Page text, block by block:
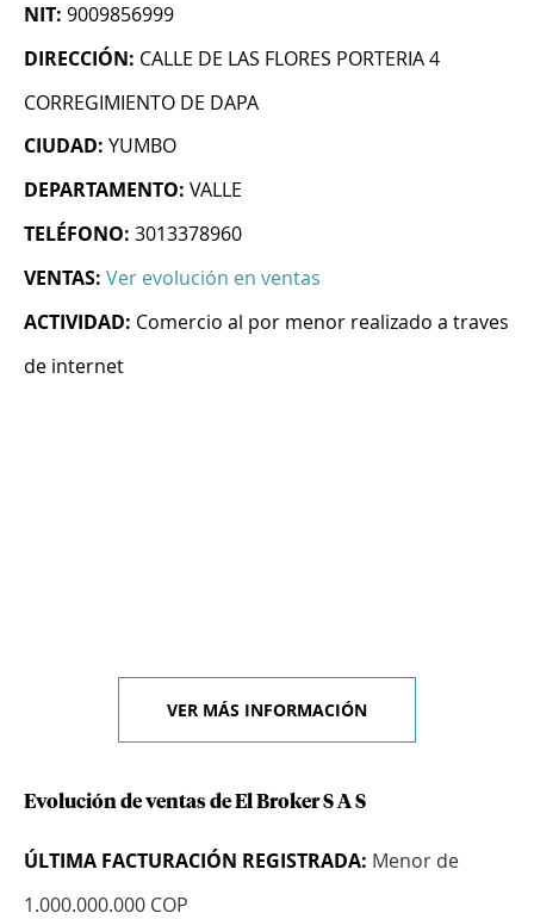
NIT: 9009856999
DIRECCIÓN: CALLE DE LAS FLORES PORTERIA 4
CORREGIMIENTO DE DAPA
CIUDAD: YUMBO
DEPARTAMENTO: VALLE
TELÉFONO: 3013378960
VENTAS: Ver evolución en ventas
ACTIVIDAD: Comercio al por menor realizado a traves
de internet
VER MÁS INFORMACIÓN
Evolución de ventas de El Broker S A S
ÚLTIMA FACTURACIÓN REGISTRADA: Menor de
1.000.000.000 COP